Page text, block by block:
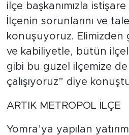
ilçe başkanımızla
İlçenin sorunlarını ve
konuşuyoruz. Elimizden
ve kabiliyetle, bütün
gibi bu güzel ilçemize
çalışıyoruz” diye
ARTIK METROPOL İLÇE
Yomra’ya yapılan